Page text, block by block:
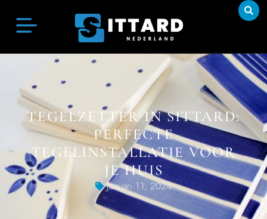
TEGELZETTER IN SITTARD:
PERFECTE
TEGELINSTALLATIE VOOR
JE HUIS
Januari 11, 2024